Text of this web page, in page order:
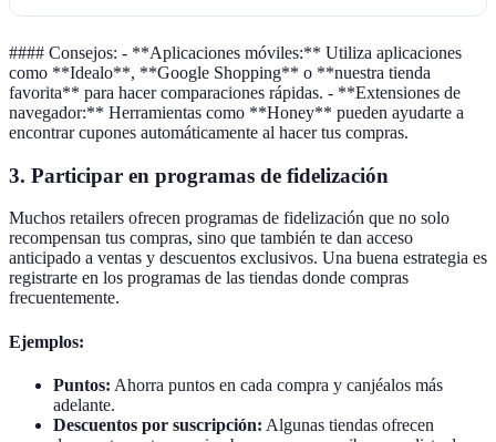
#### Consejos: - **Aplicaciones móviles:** Utiliza aplicaciones
como **Idealo**, **Google Shopping** o **nuestra tienda
favorita** para hacer comparaciones rápidas. - **Extensiones de
navegador:** Herramientas como **Honey** pueden ayudarte a
encontrar cupones automáticamente al hacer tus compras.
3. Participar en programas de fidelización
Muchos retailers ofrecen programas de fidelización que no solo
recompensan tus compras, sino que también te dan acceso
anticipado a ventas y descuentos exclusivos. Una buena estrategia es
registrarte en los programas de las tiendas donde compras
frecuentemente.
Ejemplos:
Puntos: Ahorra puntos en cada compra y canjéalos más
adelante.
Descuentos por suscripción: Algunas tiendas ofrecen